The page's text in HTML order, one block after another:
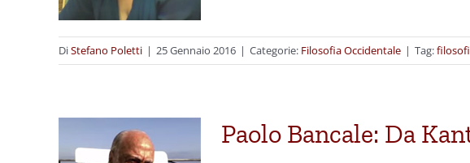
DiStefano Poletti | 25 Gennaio 2016 | Categorie: Filosofia Occidentale | Tag:
Paolo Bancale: Da